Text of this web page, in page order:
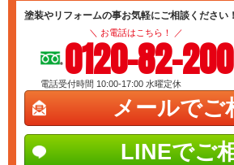
塗装やリフォームの事お気軽にご相談ください！
＼ お電話はこちら！ ／
0120-82-
電話受付時間 10:00-17:00 水曜定休
メールでご
LINEでご